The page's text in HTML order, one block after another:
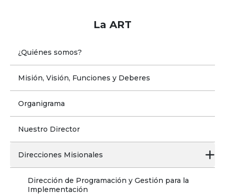
La ART
¿Quiénes somos?
Misión, Visión, Funciones y Deberes
Organigrama
Nuestro Director
Direcciones Misionales
Dirección de Programación y Gestión para la
Implementación